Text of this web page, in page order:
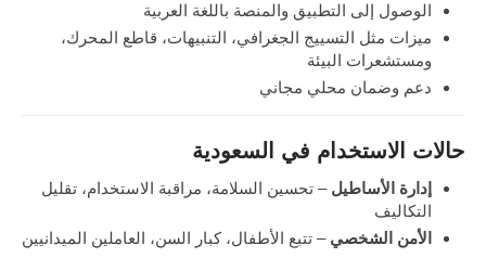
الوصول إلى التطبيق والمنصة باللغة العربية
ميزات مثل التسييج الجغرافي، التنبيهات، قاطع المحرك،
ومستشعرات البيئة
دعم وضمان محلي مجاني
حالات الاستخدام في السعودية
إدارة الأساطيل – تحسين السلامة، مراقبة الاستخدام، تقليل
التكاليف
الأمن الشخصي – تتبع الأطفال، كبار السن، العاملين الميدانيين